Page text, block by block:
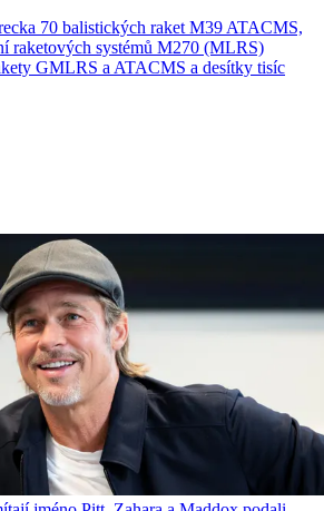
70 balistických raket M39 ATACMS,
raketových systémů M270 (MLRS)
GMLRS a ATACMS a desítky tisíc